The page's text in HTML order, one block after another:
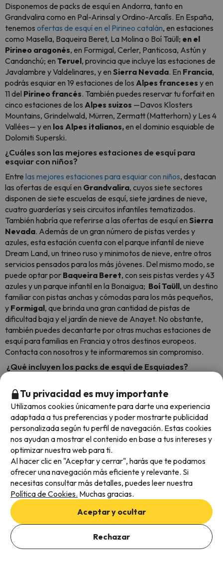
Disponemos de packs de esquí en Andorra, tanto en
Grandvalira como en Pal-Arinsal y Ordino-Arcalís. En España,
tenemos ofertas de esquí en el Pirineo catalán, en estaciones
como Masella, Baqueira Beret, La Molina o Boí Taüll; en el
Pirineo aragonés, en Formigal, Cerler, Panticosa, Astún y
Candanchú; en Teruel, provincia que incluye las estaciones de
Javalambre y Valdelinares, y en Sierra Nevada. En Francia,
podrás esquiar en 19 estaciones de los Alpes franceses y en
11 del Pirineo francés. También puedes reservar tu forfait en
cinco estaciones de los Alpes suizos —Davos Klosters
Mountains, Grindelwald, Mürren, Zermatt (Matterhorn) y Les 4
Vallées— y en los Alpes italianos,en el dominio esquiable de
Dolomiti Superski.
¿Cuáles son las mejores estaciones de esquí para
esquiar con niños?
Entre las mejores estaciones para esquiar con niños, destacan
las ofertas de esquí en Grandvalira, cuyos siete sectores
disponen de siete escuelas de esquí, siete jardines de nieve,
cuatro guarderías y seis circuitos infantiles tematizados.
También habría que referirse a las ofertas de esquí en Sierra
Nevada. Además de un gran número de pistas verdes y
azules, esta estación cuenta con el parque infantil de nieve
Dream Land, un trineo ruso y minimotos de nieve, entre otros
servicios pensados para los más jóvenes. Del mismo modo, se
puede optar por Baqueira Beret, con seis pistas verdes y 43
azules y un parque infantil en la Bonaigua; Boí Taüll, un destino
familiar con pistas anchas y cómodas para los más pequeños,
y Formigal, que brinda una gran cantidad de pistas de
dificultad baja y el jardín de nieve de Anayet. No obstante,
también puedes decantarte por otras muchas estaciones de
esquí para familias en Francia y otros destinos europeos.
Contacta con nosotros y te informaremos sin compromiso.
¿Qué incluyen los packs de esquí de Esquiades?
apartamento u hotel, en la categoría y régimen de estancia
que elijas, y el forfait. Si lo deseas, puedes agregar otros
servicios durante el proceso de reserva, como el alquiler del
material de esquí, clases de esquí o snowboard, las comidas,
un coche de alquiler y actividades après-ski. Si vas a esquiar en
Andorra, tienes la posibilidad de adquirir
el mayor centro termolúdico del sur de Europa. Nuestras
ofertas de viaje no incluyen el desplazamiento hasta la
estación de esquí seleccionada.
¿En qué fechas puedo reservar un viaje a la nieve en
Esquiades?
Por lo general, la temporada de esquí en España va de finales
de noviembre, en el caso de algunas estaciones del Pirineo
catalán, hasta principios de mayo, como ocurre en las
ofertas
de esquí en Sierra Nevada. Sin embargo, en nuestro sitio web
Tu privacidad es muy importante
Utilizamos cookies únicamente para darte una experiencia
adaptada a tus preferencias y poder mostrarte publicidad
personalizada según tu perfil de navegación. Estas cookies
nos ayudan a mostrar el contenido en base a tus intereses y
optimizar nuestra web para ti.
Al hacer clic en "Aceptar y cerrar", harás que te podamos
ofrecer una navegación más eficiente y relevante. Si
necesitas consultar más detalles, puedes leer nuestra
Política de Cookies. Muchas gracias.
Aceptar y ocultar
Rechazar